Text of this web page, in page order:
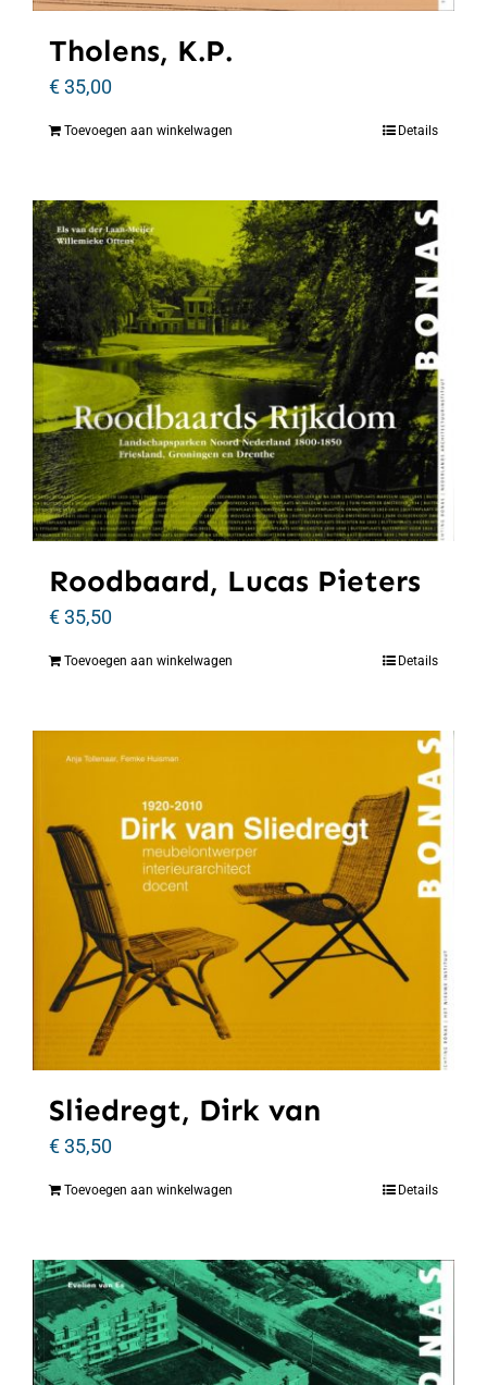
Tholens, K.P.
€35,00
Toevoegen aan winkelwagen Details
Roodbaard, Lucas Pieters
€35,50
Toevoegen aan winkelwagen Details
Sliedregt, Dirk van
€35,50
Toevoegen aan winkelwagen Details